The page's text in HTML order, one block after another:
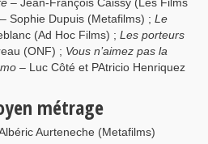
– Sophie Dupuis (Metafilms) ;Le
(Ad Hoc Films) ;Les porteurs
(ONF) ; Vous n’aimez pas la
– Luc Côté et PAtricio Henriquez
métrage
Aurteneche (Metafilms)